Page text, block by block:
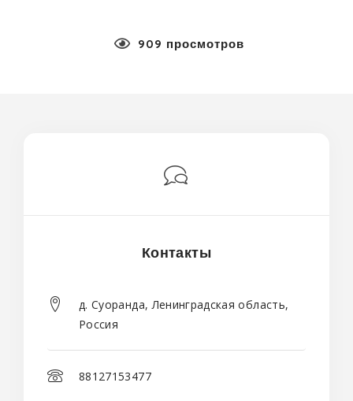
909 просмотров
Контакты
д. Суоранда, Ленинградская область,
Россия
88127153477